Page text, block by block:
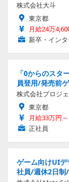
株式会社大斗
東京都
月給24万
新卒・イン
「0からのスタ
員登用/発売前
株式会社プロジ
東京都
月給33万円
正社員
ゲーム向けUIデ
社員/週休2日制